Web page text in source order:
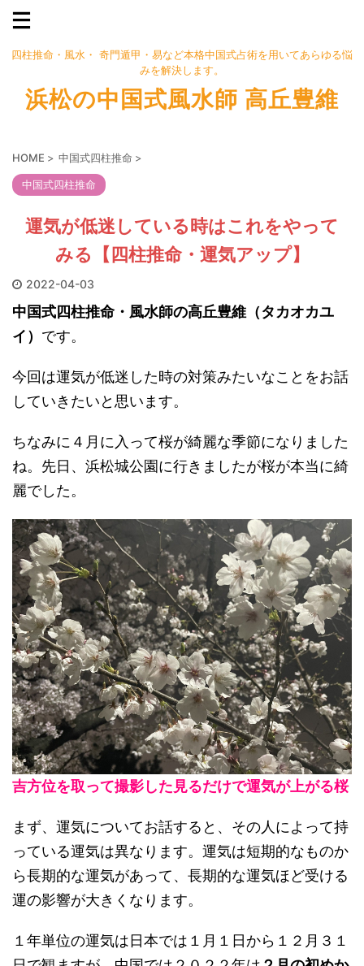
四柱推命・風水・ 奇門遁甲・易など本格中国式占術を用いてあらゆる悩
みを解決します。
浜松の中国式風水師 高丘豊維
HOME > 中国式四柱推命 >
中国式四柱推命
運気が低迷している時はこれをやって
みる【四柱推命・運気アップ】
2022-04-03
中国式四柱推命・風水師の高丘豊維（タカオカユ
イ） です。
今回は運気が低迷した時の対策みたいなことをお話
していきたいと思います。
ちなみに４月に入って桜が綺麗な季節になりました
ね。先日、浜松城公園に行きましたが桜が本当に綺
麗でした。
吉方位を取って撮影した見るだけで運気が上がる桜
まず、運気についてお話すると、その人によって持
っている運気は異なります。運気は短期的なものか
ら長期的な運気があって、長期的な運気ほど受ける
運の影響が大きくなります。
１年単位の運気は日本では１月１日から１２月３１